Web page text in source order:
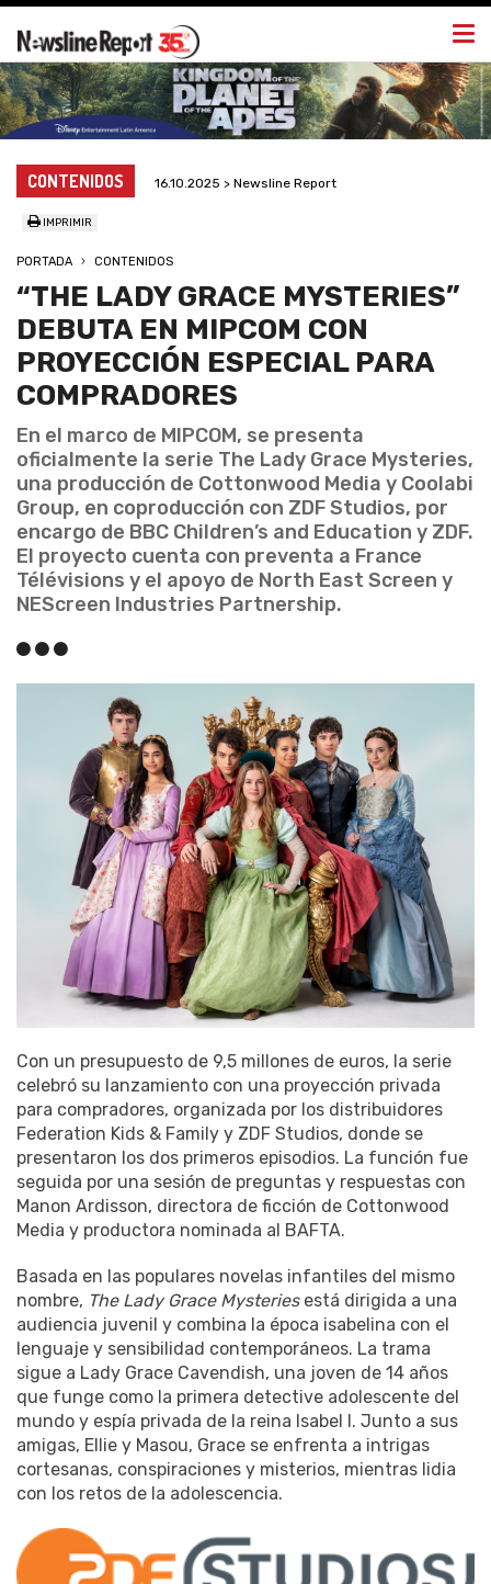
CONTENIDOS 16.10.2025 > Newsline Report
IMPRIMIR
PORTADA CONTENIDOS
“THE LADY GRACE MYSTERIES”
DEBUTA EN MIPCOM CON
PROYECCIÓN ESPECIAL PARA
COMPRADORES
En el marco de MIPCOM, se presenta
oficialmente la serie The Lady Grace Mysteries,
una producción de Cottonwood Media y Coolabi
Group, en coproducción con ZDF Studios, por
encargo de BBC Children’s and Education y ZDF.
El proyecto cuenta con preventa a France
Télévisions y el apoyo de North East Screen y
NEScreen Industries Partnership.
Con un presupuesto de 9,5 millones de euros, la serie
celebró su lanzamiento con una proyección privada
para compradores, organizada por los distribuidores
Federation Kids & Family y ZDF Studios, donde se
presentaron los dos primeros episodios. La función fue
seguida por una sesión de preguntas y respuestas con
Manon Ardisson, directora de ficción de Cottonwood
Media y productora nominada al BAFTA.
Basada en las populares novelas infantiles del mismo
nombre, The Lady Grace Mysteriesestá dirigida a una
audiencia juvenil y combina la época isabelina con el
lenguaje y sensibilidad contemporáneos. La trama
sigue a Lady Grace Cavendish, una joven de 14 años
que funge como la primera detective adolescente del
mundo y espía privada de la reina Isabel I. Junto a sus
amigas, Ellie y Masou, Grace se enfrenta a intrigas
cortesanas, conspiraciones y misterios, mientras lidia
con los retos de la adolescencia.